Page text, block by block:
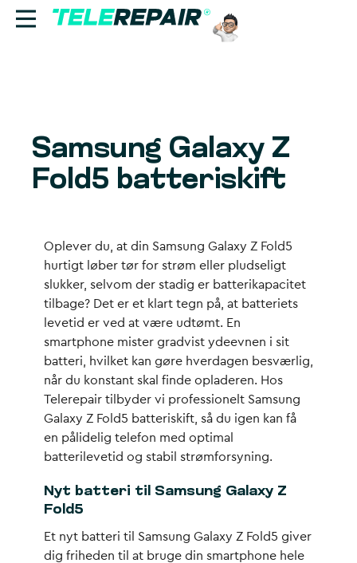
Find butik
Ring til os:
+45 70 60 55 90
Samsung Galaxy Z
Fold5 batteriskift
Oplever du, at din Samsung Galaxy Z Fold5
hurtigt løber tør for strøm eller pludseligt
slukker, selvom der stadig er batterikapacitet
tilbage? Det er et klart tegn på, at batteriets
levetid er ved at være udtømt. En
smartphone mister gradvist ydeevnen i sit
batteri, hvilket kan gøre hverdagen besværlig,
når du konstant skal finde opladeren. Hos
Telerepair tilbyder vi professionelt Samsung
Galaxy Z Fold5 batteriskift, så du igen kan få
en pålidelig telefon med optimal
batterilevetid og stabil strømforsyning.
Nyt batteri til Samsung Galaxy Z
Fold5
Et nyt batteri til Samsung Galaxy Z Fold5 giver
dig friheden til at bruge din smartphone hele